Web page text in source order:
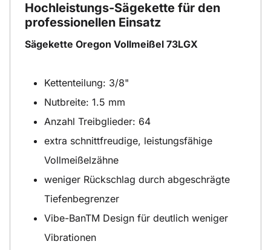
Hochleistungs-Sägekette für den
professionellen Einsatz
Sägekette Oregon Vollmeißel 73LGX
Kettenteilung: 3/8"
Nutbreite: 1.5 mm
Anzahl Treibglieder: 64
extra schnittfreudige, leistungsfähige
Vollmeißelzähne
weniger Rückschlag durch abgeschrägte
Tiefenbegrenzer
Vibe-BanTM Design für deutlich weniger
Vibrationen